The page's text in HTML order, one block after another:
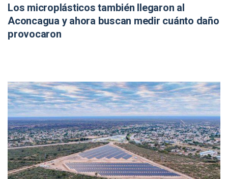
Los microplásticos también llegaron al
Aconcagua y ahora buscan medir cuánto daño
provocaron